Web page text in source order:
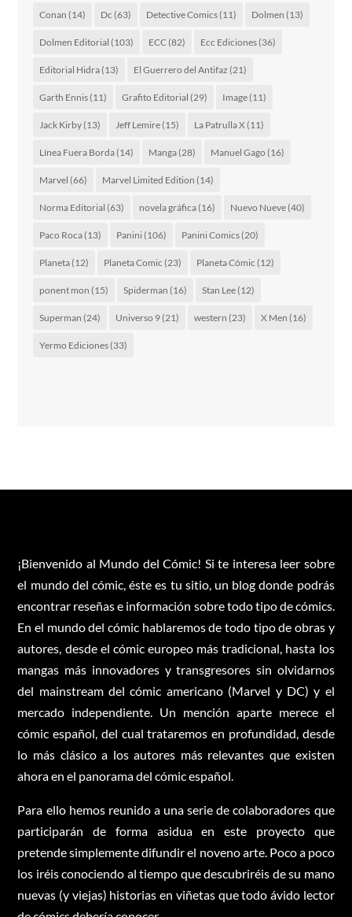
Conan (14) Dc (63) Detective Comics(11) Dolmen (13)
Dolmen Editorial (103) ECC(82) Ecc Ediciones(36)
Editorial Hidra(13) El Guerrero del Antifaz (21)
Garth Ennis(11) Grafito Editorial (29) Image(11)
Jack Kirby(13) Jeff Lemire(15) La Patrulla X(11)
Línea Fuera Borda(14) Manga(28) Manuel Gago (16)
Marvel (66) Marvel Limited Edition (14)
Norma Editorial (63) novela gráfica(16) Nuevo Nueve(40)
Paco Roca(13) Panini(106) Panini Comics(20)
Planeta(12) Planeta Comic (23) Planeta Cómic (12)
ponent mon (15) Spiderman (16) Stan Lee(12)
Superman (24) Universo 9(21) western (23) X Men (16)
Yermo Ediciones(33)
¡Bienvenido al Mundo del Cómic! Si te interesa leer sobre
el mundo del cómic, éste es tu sitio, un blog donde podrás
encontrar reseñas e información sobre todo tipo de cómics.
En el mundo del cómic hablaremos de todo tipo de obras y
autores, desde el cómic europeo más tradicional, hasta los
mangas más innovadores y transgresores sin olvidarnos
del mainstream del cómic americano (Marvel y DC) y el
mercado independiente. Un mención aparte merece el
cómic español, del cual trataremos en profundidad, desde
lo más clásico a los autores más relevantes que existen
ahora en el panorama del cómic español.
Para ello hemos reunido a una serie de colaboradores que
participarán de forma asidua en este proyecto que
pretende simplemente difundir el noveno arte. Poco a poco
los iréis conociendo al tiempo que descubriréis de su mano
nuevas (y viejas) historias en viñetas que todo ávido lector